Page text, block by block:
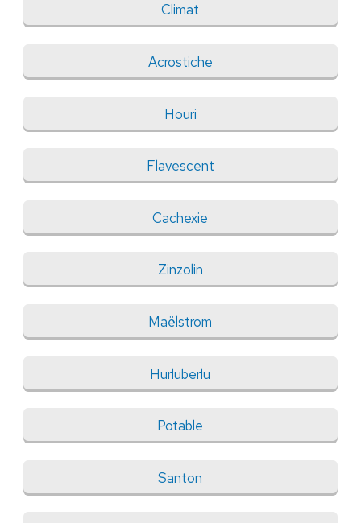
Climat
Acrostiche
Houri
Flavescent
Cachexie
Zinzolin
Maëlstrom
Hurluberlu
Potable
Santon